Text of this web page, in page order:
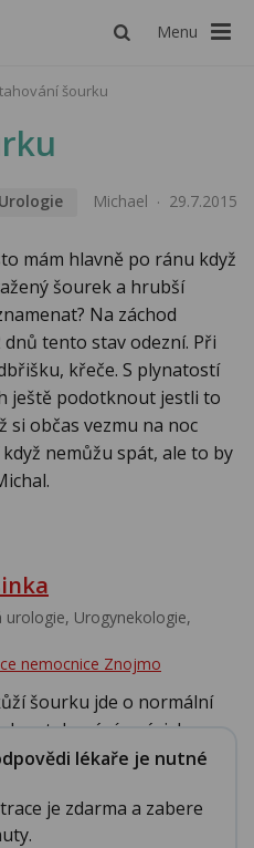
Menu
šourku
Urologie Michael 29.7.2015
mám hlavně po ránu když
šourek a hrubší
Na záchod
tento stav odezní. Při
křeče. S plynatostí
ještě podotknout jestli to
si občas vezmu na noc
nemůžu spát, ale to by
urologie, Urogynekologie,
nemocnice Znojmo
šourku jde o normální
stahování v závislos...
lékaře je nutné
je zdarma a zabere